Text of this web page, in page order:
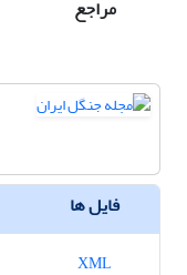
مراجع
فایل ها